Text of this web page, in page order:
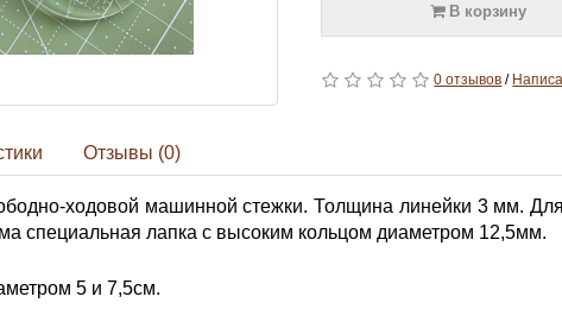
В корзину
0 отзывов /
Отзывы (0)
ходовой машинной стежки. Толщина линейки 3 мм.
специальная лапка с высоким кольцом диаметром 12,5мм.
5 и 7,5см.